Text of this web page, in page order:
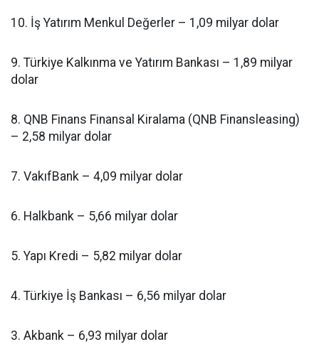
10. İş Yatırım Menkul Değerler – 1,09 milyar dolar
9. Türkiye Kalkınma ve Yatırım Bankası – 1,89 milyar
dolar
8. QNB Finans Finansal Kiralama (QNB Finansleasing)
– 2,58 milyar dolar
7. VakıfBank – 4,09 milyar dolar
6. Halkbank – 5,66 milyar dolar
5. Yapı Kredi – 5,82 milyar dolar
4. Türkiye İş Bankası – 6,56 milyar dolar
3. Akbank – 6,93 milyar dolar